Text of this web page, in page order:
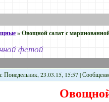
»Овощной салат с
фетой
Понедельник, 23.03.15, 15:57 |